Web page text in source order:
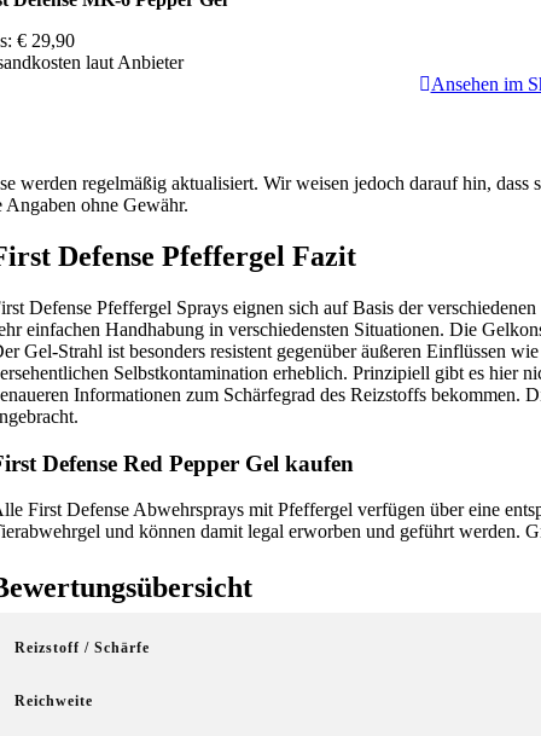
€ 29,90
laut Anbieter
Ansehen im
werden regelmäßig aktualisiert. Wir weisen jedoch darauf hin,
Angaben ohne Gewähr.
Defense Pfeffergel Fazit
Defense Pfeffergel Sprays eignen sich auf Basis der
einfachen Handhabung in verschiedensten Situationen. Die
Gel-Strahl ist besonders resistent gegenüber äußeren Einflüssen
Selbstkontamination erheblich. Prinzipiell gibt es hier
Informationen zum Schärfegrad des Reizstoffs bekommen.
Defense Red Pepper Gel kaufen
First Defense Abwehrsprays mit Pfeffergel verfügen über eine
und können damit legal erworben und geführt werden.
Reizstoff / Schärfe
Reichweite